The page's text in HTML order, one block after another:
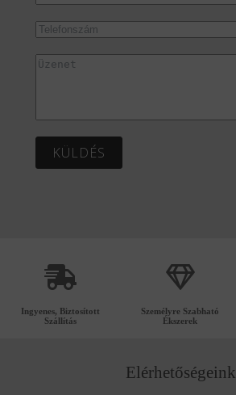
KÜLDÉS
Ingyenes, Biztosított
Szállítás
Személyre Szabható
Ékszerek
Elérhetőségeink